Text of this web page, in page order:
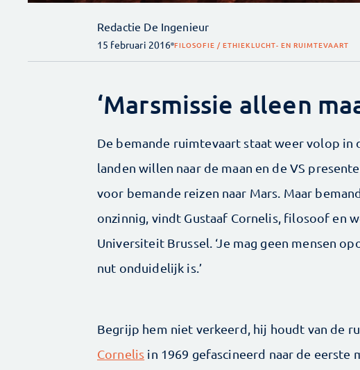
Redactie De Ingenieur
15 februari 2016 FILOSOFIE / ETHIEKLUCHT- EN RUIMTEVAART
‘Marsmissie alleen
De bemande ruimtevaart staat weer volop in
landen willen naar de maan en de VS
voor bemande reizen naar Mars. Maar
onzinnig, vindt Gustaaf Cornelis, filosoof en
Universiteit Brussel. ‘Je mag geen mensen
nut onduidelijk is.’
Begrijp hem niet verkeerd, hij houdt van de
Cornelis in 1969 gefascineerd naar de eerste